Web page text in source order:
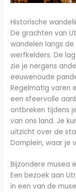
Historische
De grachten van
wandelen langs
werfkelders. De
zie je nergens
eeuwenoude
Regelmatig varen
een sfeervolle
ontbreken tijdens
van ons land. Je
uitzicht over de
Domplein, waar je
Bijzondere musea
Een bezoek aan
in een van de